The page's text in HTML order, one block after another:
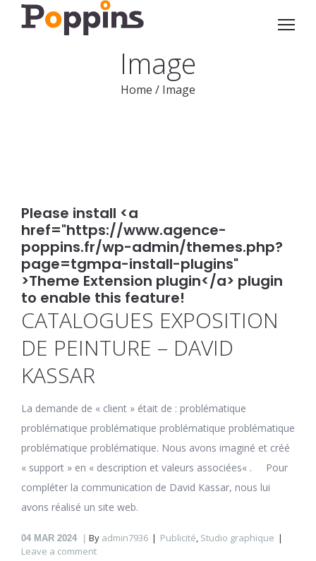
Image
Home / Image
Please install <a
href="https://www.agence-
poppins.fr/wp-admin/themes.php?
page=tgmpa-install-plugins"
>Theme Extension plugin</a> plugin
to enable this feature!
CATALOGUES EXPOSITION
DE PEINTURE – DAVID
KASSAR
La demande de « client » était de : problématique
problématique problématique problématique problématique
problématique problématique. Nous avons imaginé et créé
« support » en « description et valeurs associées« . Pour
compléter la communication de David Kassar, nous lui
avons réalisé un site web.
04 MAR 2024 By admin7936 Publicité, Studio graphique
Leave a comment